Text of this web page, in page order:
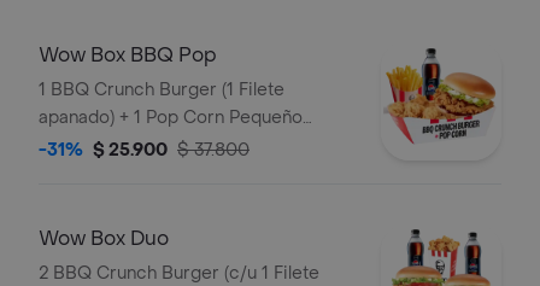
Wow Box BBQ Pop
1 BBQ Crunch Burger (1 Filete
apanado) + 1 Pop Corn Pequeño
(Trocitos de pechuga pollo apanados)
-31% $ 25.900 $ 37.800
Wow Box Duo
2 BBQ Crunch Burger (c/u 1 Filete